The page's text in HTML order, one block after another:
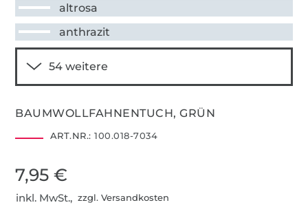
altrosa
anthrazit
BAUMWOLLFAHNENTUCH, GRÜN
ART.NR.: 100.018-7034
7,95 €
inkl. MwSt.,zzgl. Versandkosten